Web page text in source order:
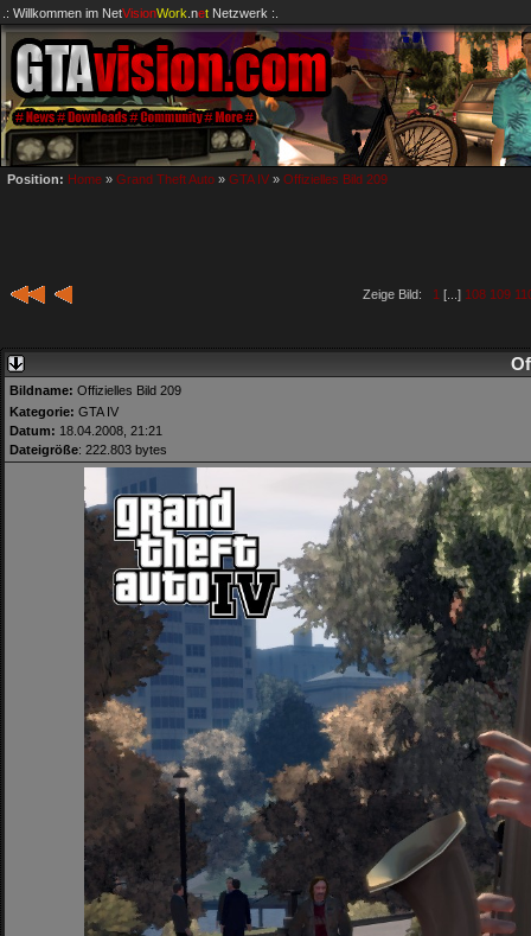
.: Willkommen im NetVisionWork .netNetzwerk :.
Position: Home » Grand Theft Auto » GTA IV » Offizielles Bild 209
Zeige Bild: 1 [...] 108 109
Bildname: Offizielles Bild 209
Kategorie: GTA IV
Datum: 18.04.2008, 21:21
Dateigröße: 222.803 bytes